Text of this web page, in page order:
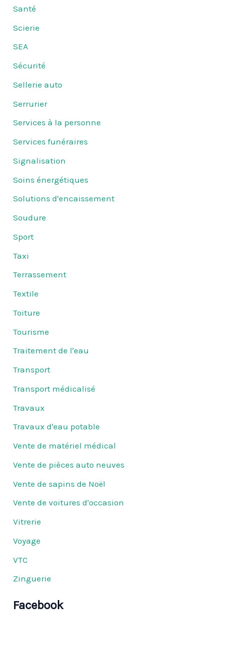
Santé
Scierie
SEA
Sécurité
Sellerie auto
Serrurier
Services à la personne
Services funéraires
Signalisation
Soins énergétiques
Solutions d'encaissement
Soudure
Sport
Taxi
Terrassement
Textile
Toiture
Tourisme
Traitement de l'eau
Transport
Transport médicalisé
Travaux
Travaux d'eau potable
Vente de matériel médical
Vente de pièces auto neuves
Vente de sapins de Noël
Vente de voitures d'occasion
Vitrerie
Voyage
VTC
Zinguerie
Facebook